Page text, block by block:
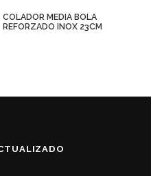
COLADOR MEDIA BOLA
REFORZADO INOX 23CM